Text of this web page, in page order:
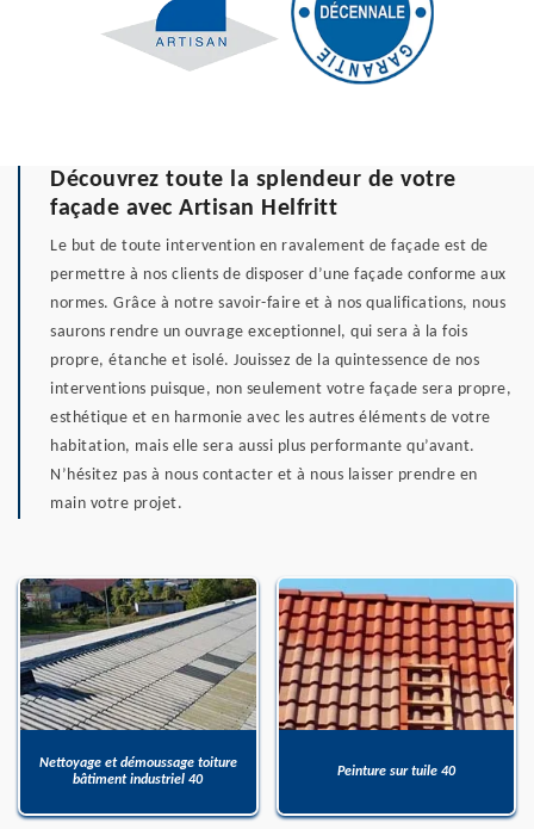
Découvrez toute la splendeur de votre
façade avec Artisan Helfritt
Le but de toute intervention en ravalement de façade est de
permettre à nos clients de disposer d’une façade conforme aux
normes. Grâce à notre savoir-faire et à nos qualifications, nous
saurons rendre un ouvrage exceptionnel, qui sera à la fois
propre, étanche et isolé. Jouissez de la quintessence de nos
interventions puisque, non seulement votre façade sera propre,
esthétique et en harmonie avec les autres éléments de votre
habitation, mais elle sera aussi plus performante qu’avant.
N’hésitez pas à nous contacter et à nous laisser prendre en
main votre projet.
Nettoyage et démoussage toiture
bâtiment industriel 40
Peinture sur tuile 40